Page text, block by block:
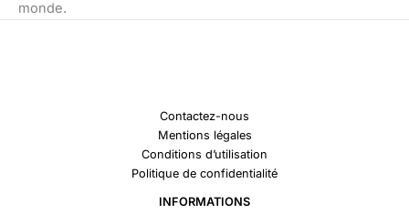
monde.
Contactez-nous
Mentions légales
Conditions d’utilisation
Politique de confidentialité
INFORMATIONS